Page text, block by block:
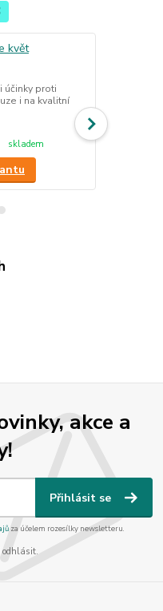
účinky proti
i na kvalitní
skladem
kofeinu.
cena od
akce a
Přihlásit se
za účelem rozesílky newsletteru.
odhlásit.